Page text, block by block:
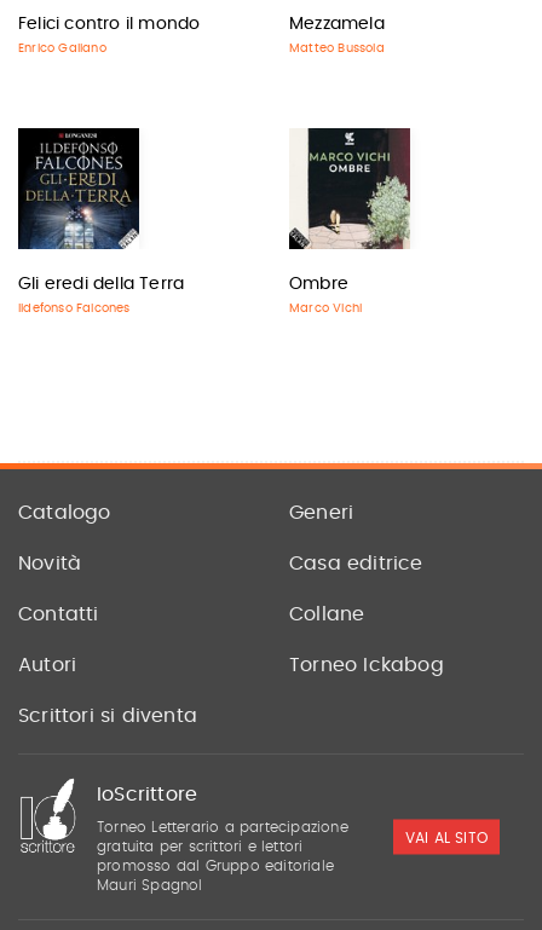
Felici contro il mondo
Enrico Galiano
Mezzamela
Matteo Bussola
Gli eredi della Terra
Ildefonso Falcones
Ombre
Marco Vichi
Catalogo Generi
Novità Casa editrice
Contatti Collane
Autori Torneo Ickabog
Scrittori si diventa
IoScrittore
Torneo Letterario a partecipazione
gratuita per scrittori e lettori
promosso dal Gruppo editoriale
Mauri Spagnol
VAI AL SITO